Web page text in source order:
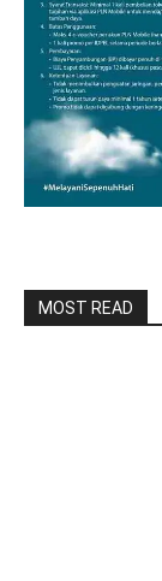
MOST READ